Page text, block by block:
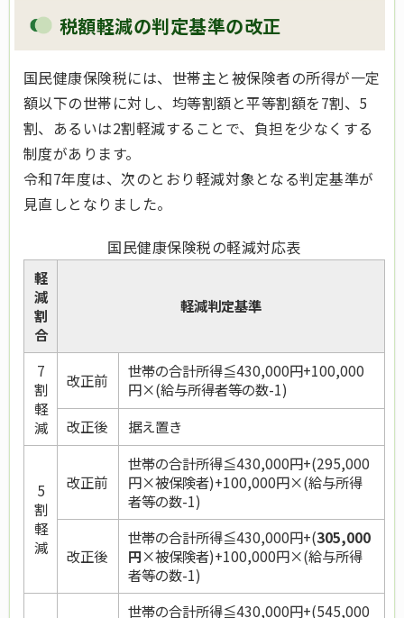
税額軽減の判定基準の改正
国民健康保険税には、世帯主と被保険者の所得が一定
額以下の世帯に対し、均等割額と平等割額を7割、5
割、あるいは2割軽減することで、負担を少なくする
制度があります。
令和7年度は、次のとおり軽減対象となる判定基準が
見直しとなりました。
国民健康保険税の軽減対応表
軽
減
割
合
軽減判定基準
7
割
軽
減
改正前 世帯の合計所得≦430,000円+100,000
円×(給与所得者等の数-1)
改正後
据え置き
5
割
軽
減
改正前
世帯の合計所得≦430,000円+(295,000
円×被保険者)+100,000円×(給与所得
者等の数-1)
改正後
世帯の合計所得≦430,000円+(305,000
円×被保険者)+100,000円×(給与所得
者等の数-1)
世帯の合計所得≦430,000円+(545,000